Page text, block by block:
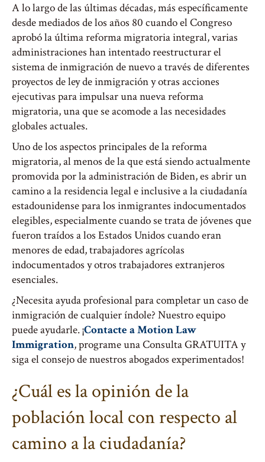
A lo largo de las últimas décadas, más específicamente
desde mediados de los años 80 cuando el Congreso
aprobó la última reforma migratoria integral, varias
administraciones han intentado reestructurar el
sistema de inmigración de nuevo a través de diferentes
proyectos de ley de inmigración y otras acciones
ejecutivas para impulsar una nueva reforma
migratoria, una que se acomode a las necesidades
globales actuales.
Uno de los aspectos principales de la reforma
migratoria, al menos de la que está siendo actualmente
promovida por la administración de Biden, es abrir un
camino a la residencia legal e inclusive a la ciudadanía
estadounidense para los inmigrantes indocumentados
elegibles, especialmente cuando se trata de jóvenes que
fueron traídos a los Estados Unidos cuando eran
menores de edad, trabajadores agrícolas
indocumentados y otros trabajadores extranjeros
esenciales.
¿Necesita ayuda profesional para completar un caso de
inmigración de cualquier índole? Nuestro equipo
puede ayudarle. ¡Contacte a Motion Law
Immigration, programe una Consulta GRATUITA y
siga el consejo de nuestros abogados experimentados!
¿Cuál es la opinión de la
población local con respecto al
camino a la ciudadanía?